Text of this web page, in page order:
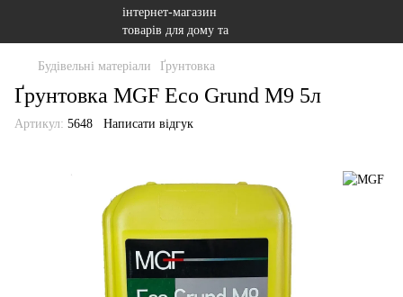
Будівельні матеріали Ґрунтовка
Ґрунтовка MGF Eco Grund M9 5л
Артикул: 5648 Написати відгук